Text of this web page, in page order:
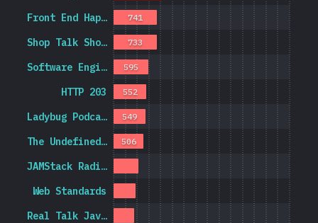
Real Talk Jav…
Web Standards
JAMStack Radi…
The Undefined…
Ladybug Podca…
HTTP 203
Software Engi…
Shop Talk Sho…
Front End Hap…
506
549
552
595
733
741